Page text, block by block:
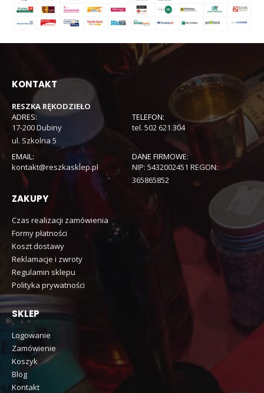
KONTAKT
RESZKA RĘKODZIEŁO
ADRES:
17-200 Dubiny
ul. Szkolna 5
TELEFON:
tel. 502 621 304
EMAIL:
kontakt@reszkasklep.pl
DANE FIRMOWE:
NIP: 5432002451 REGON:
365865852
ZAKUPY
Czas realizacji zamówienia
Formy płatności
Koszt dostawy
Reklamacje i zwroty
Regulamin sklepu
Polityka prywatności
SKLEP
Logowanie
Zamówienie
Koszyk
Blog
Kontakt